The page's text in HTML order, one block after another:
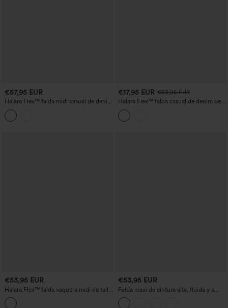
€57,95 EUR
Halara Flex™ falda midi casual de denim
lavado, cintura media y bolsillos con
cremallera.
€17,95 EUR €53,95 EUR
Halara Flex™ falda casual de denim de
corte recto con estampado de leopardo,
talle alto, abertura y bolsillos
€53,95 EUR
Halara Flex™ falda vaquera midi de talle
alto, con cordón regulable, abertura y
bolsillos
€53,95 EUR
Falda maxi de cintura alta, fluida y a
capas, estilo resort